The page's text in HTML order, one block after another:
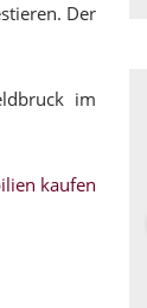
Der
im
kaufen